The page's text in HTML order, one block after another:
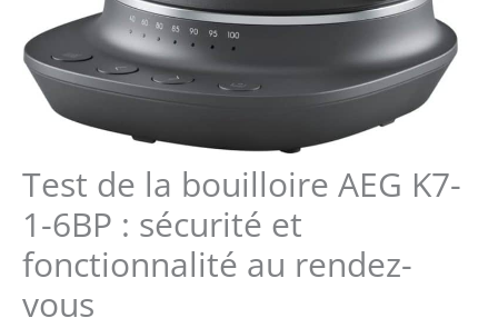
Test de la bouilloire AEG K7-
1-6BP : sécurité et
fonctionnalité au rendez-
vous